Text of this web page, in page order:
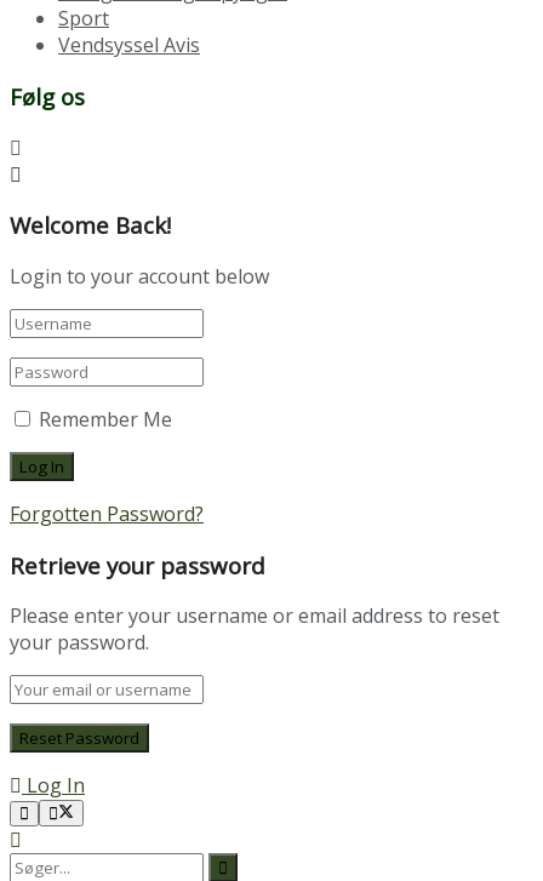
Sport
Vendsyssel Avis
Følg os
Welcome Back!
Login to your account below
Remember Me
Forgotten Password?
Retrieve your password
Please enter your username or email address to reset
your password.
Log In